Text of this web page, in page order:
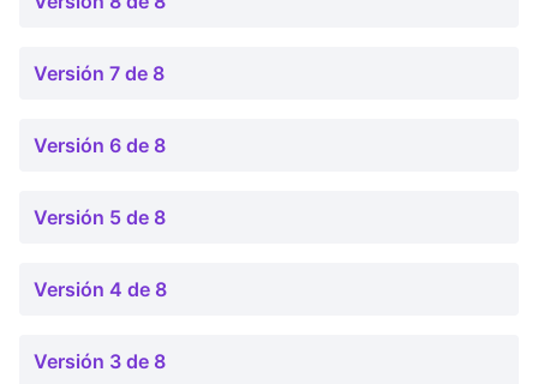
Versión 7 de 8
Versión 6 de 8
Versión 5 de 8
Versión 4 de 8
Versión 3 de 8